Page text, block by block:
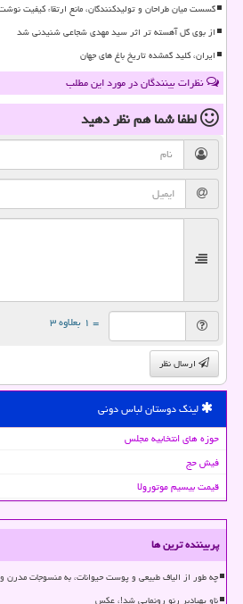
گسست میان طراحان و تولیدکنندگان، مانع ارتقاء کیفیت
از بوی گل آهسته تر اثر سید مهدی شجاعی شنیدنی شد
ایران، کلید گمشده تاریخ باغ های جهان
نظرات بینندگان در مورد این مطلب
لطفا شما همنظر دهید
= ۱ بعلاوه ۳
ارسال نظر
لینک دوستان لباس دونی
حوزه های انتخابیه مجلس
فیش حج
قیمت بیسیم موتورولا
پربیننده ترین ها
چه طور از الیاف طبیعی و پوست حیوانات، به منسوجات
ناو پهپادبر رنو رونمایی شد!، عکس